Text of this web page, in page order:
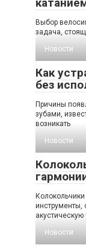
Выбор
задача,
Новости
Как
без
Причины
зубами,
возникать
Новости
инструменты,
акустическую
Новости